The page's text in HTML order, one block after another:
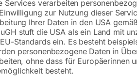
€9.810,00
inkl. MwSt. zzgl.
Lieferzeit:Auf
Services verarbeiten
zur Nutzung dieser
Ihrer Daten in den USA
stuft die USA als ein Land mit
Standards ein. Es besteht
personenbezogene Daten in
ohne dass für Europäerinnen
besteht.